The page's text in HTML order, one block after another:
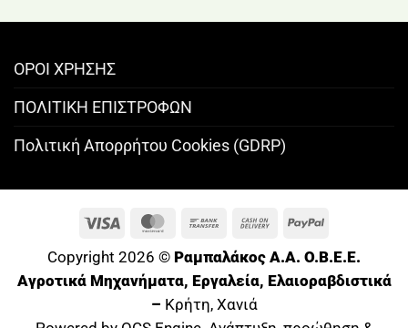
ΟΡΟΙ ΧΡΗΣΗΣ
ΠΟΛΙΤΙΚΗ ΕΠΙΣΤΡΟΦΩΝ
Πολιτική Απορρήτου Cookies (GDRP)
Visa MasterCard
Bank
Cash
Delivery
PayPal
Copyright 2026 © Ραμπαλάκος A.A. O.B.E.E.
Αγροτικά Μηχανήματα, Εργαλεία, Ελαιοραβδιστικά
– Κρήτη, Χανιά